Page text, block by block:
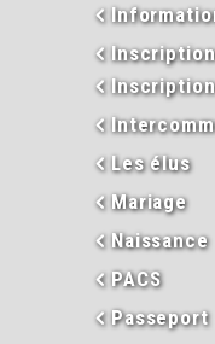
Les élus
Mariage
Naissance
PACS
Passeport